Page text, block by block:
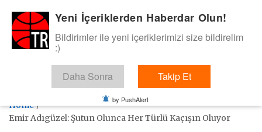
content
BasketTR
Sol dip çizgiden bir basket de bizden gelsin dedik.
Home
Emir Adıgüzel: Şutun Olunca Her Türlü Kaçışın Oluyor
Yeni İçeriklerden Haberdar Olun!
Bildirimler ile yeni içeriklerimizi size bildirelim
:)
Daha Sonra Takip Et
by PushAlert